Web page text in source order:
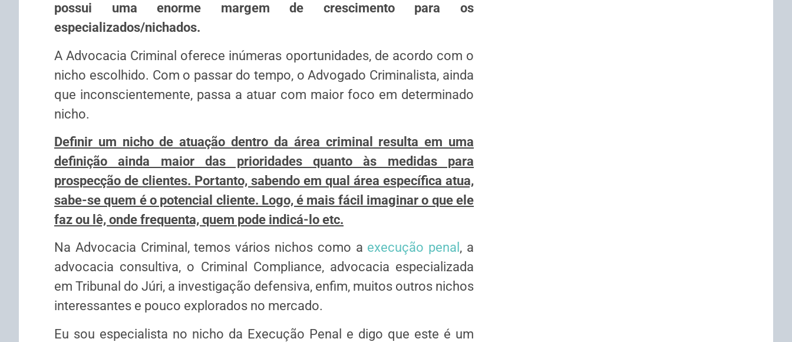
possui uma enorme margem de crescimento para os
especializados/nichados.
A Advocacia Criminal oferece inúmeras oportunidades, de acordo com o
nicho escolhido. Com o passar do tempo, o Advogado Criminalista, ainda
que inconscientemente, passa a atuar com maior foco em determinado
nicho.
Definir um nicho de atuação dentro da área criminal resulta em uma
definição ainda maior das prioridades quanto às medidas para
prospecção de clientes. Portanto, sabendo em qual área específica atua,
sabe-se quem é o potencial cliente. Logo, é mais fácil imaginar o que ele
faz ou lê, onde frequenta, quem pode indicá-lo etc.
Na Advocacia Criminal, temos vários nichos como a execução penal , a
advocacia consultiva, o Criminal Compliance, advocacia especializada
em Tribunal do Júri, a investigação defensiva, enfim, muitos outros nichos
interessantes e pouco explorados no mercado.
Eu sou especialista no nicho da Execução Penal e digo que este é um